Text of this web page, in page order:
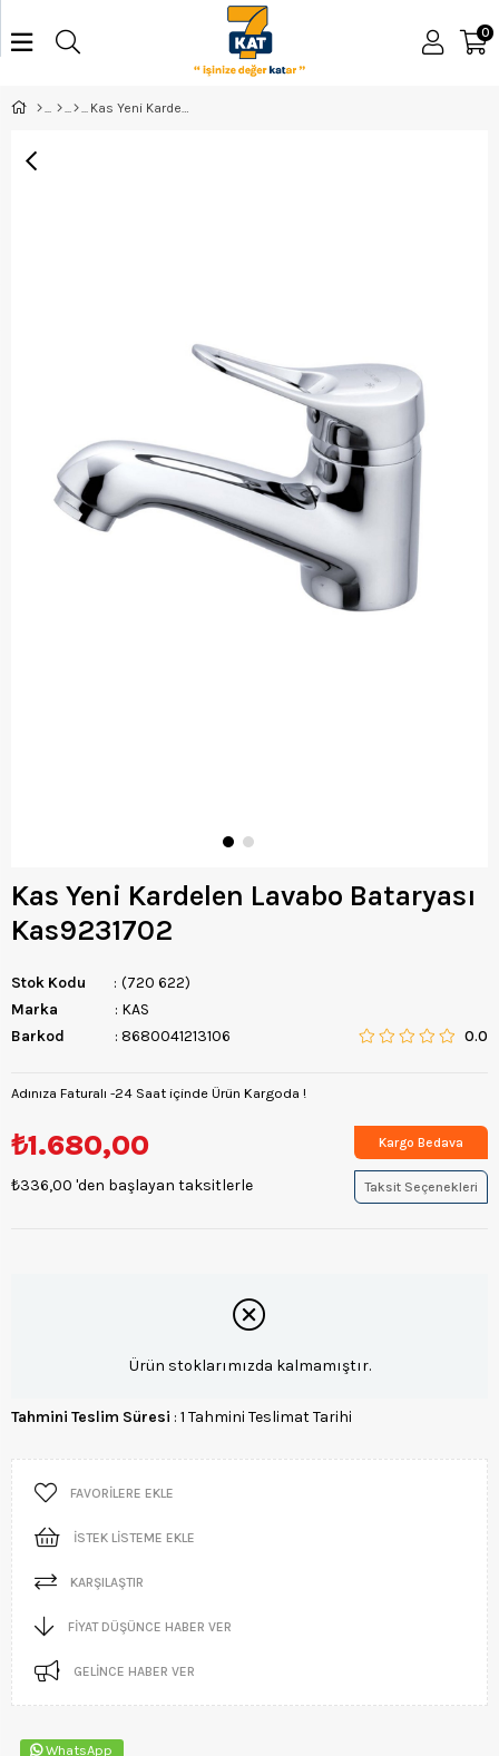
0
Kas Yeni Kardelen Lavabo Bataryası
Kas9231702
Stok Kodu
(720 622)
Marka
: KAS
Barkod
: 8680041213106 0.0
Adınıza Faturalı -24 Saat içinde Ürün Kargoda !
₺1.680,00
₺336,00 'den başlayan taksitlerle
Kargo Bedava
Taksit Seçenekleri
Ürün stoklarımızda kalmamıştır.
Tahmini Teslim Süresi : 1 Tahmini Teslimat Tarihi
FAVORILERE EKLE
İSTEK LISTEME EKLE
KARŞILAŞTIR
FIYAT DÜŞÜNCE HABER VER
GELINCE HABER VER
WhatsApp